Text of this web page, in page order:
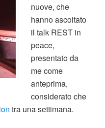
nuove, che
hanno ascoltato
il talk REST in
peace,
presentato da
me come
anteprima,
considerato che
tra una settimana.